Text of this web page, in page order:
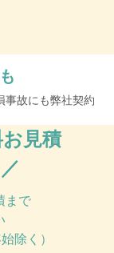
事故にも弊社契約
見積
まで
除く）